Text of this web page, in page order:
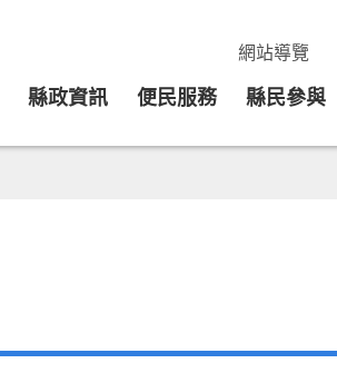
網站導覽
縣政資訊 便民服務 縣民參與